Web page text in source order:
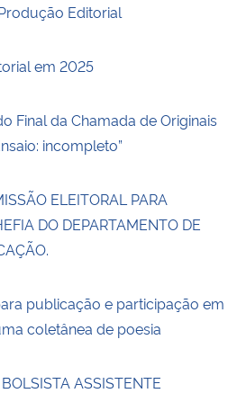
Editorial
em 2025
Final da Chamada de Originais
incompleto”
ELEITORAL PARA
DO DEPARTAMENTO DE
publicação e participação em
coletânea de poesia
ASSISTENTE